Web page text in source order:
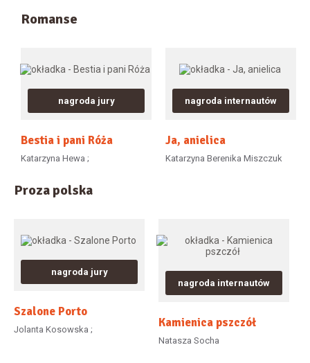
Romanse
nagroda jury
Bestia i pani Róża
Katarzyna Hewa ;
nagroda internautów
Ja, anielica
Katarzyna Berenika Miszczuk
Proza polska
nagroda jury
Szalone Porto
Jolanta Kosowska ;
nagroda internautów
Kamienica pszczół
Natasza Socha